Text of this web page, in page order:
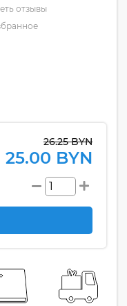
отзывы
26.25 BYN
25.00 BYN